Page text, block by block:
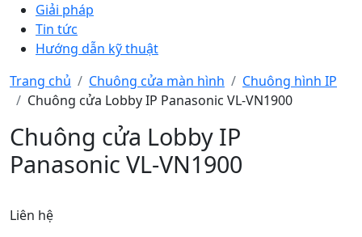
Giải pháp
Tin tức
Hướng dẫn kỹ thuật
Trang chủ
Chuông cửa màn hình
Chuông hình IP
Chuông cửa Lobby IP Panasonic VL-VN1900
Chuông cửa Lobby IP
Panasonic VL-VN1900
Liên hệ